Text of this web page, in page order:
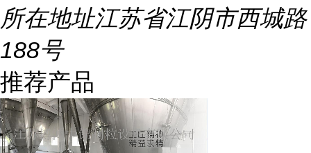
所在地址江苏省江阴市西城路
188号
推荐产品